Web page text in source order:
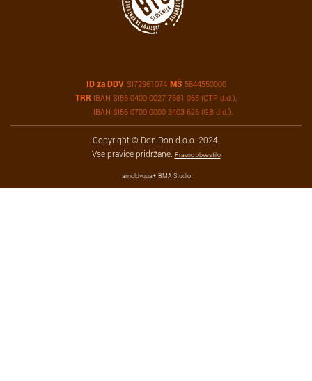
ID za DDV SI72961074 MŠ 5844550000
TRR IBAN SI56 0400 0027 7681 065 (OTP d.d.),
IBAN SI56 0700 0000 3403 626 (GB d.d.),
Copyright © Don Don d.o.o. 2024.
Vse pravice pridržane. Pravno obvestilo
arnoldvuga+ BMA Studio